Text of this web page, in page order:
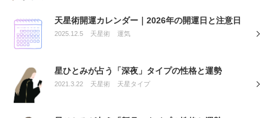
天星術開運カレンダー｜2026年の開運日と注意日
2025.12.5 天星術 運気
星ひとみが占う「深夜」タイプの性格と運勢
2021.3.22 天星術 天星タイプ